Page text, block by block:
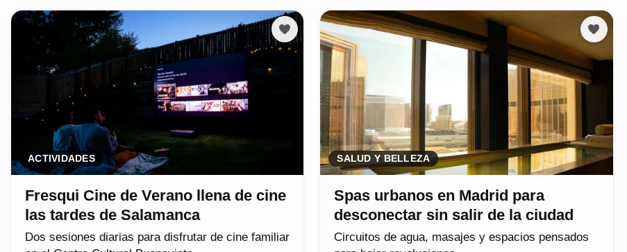
ACTIVIDADES
Fresqui Cine de Verano llena de cine
las tardes de Salamanca
Dos sesiones diarias para disfrutar de cine familiar
SALUD Y BELLEZA
Spas urbanos en Madrid para
desconectar sin salir de la ciudad
Circuitos de agua, masajes y espacios pensados